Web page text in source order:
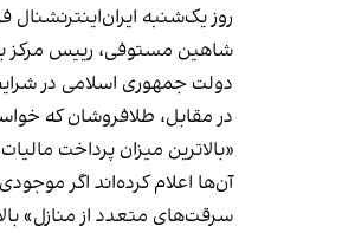
روز یک‌شنبه
شاهین مستوفی، رییس مرکز
دولت جمهوری اسلامی در
در مقابل، طلافروشان که
«بالاترین میزان پرداخت
آن‌ها اعلام کرده‌اند اگر
سرقت‌های متعدد از منازل»